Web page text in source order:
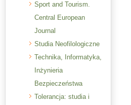
Sport and Tourism.
Central European
Journal
Studia Neofilologiczne
Technika, Informatyka,
Inżynieria
Bezpieczeństwa
Tolerancja: studia i